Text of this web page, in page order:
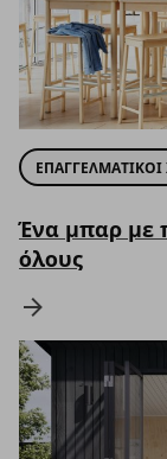
Ένα μπαρ με
όλους